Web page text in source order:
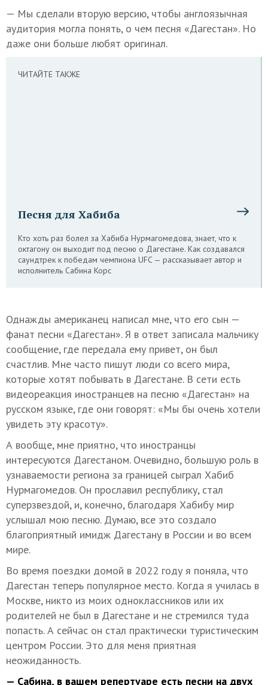
— Мы сделали вторую версию, чтобы англоязычная
аудитория могла понять, о чем песня «Дагестан». Но
даже они больше любят оригинал.
ЧИТАЙТЕ ТАКЖЕ
Песня для Хабиба
Кто хоть раз болел за Хабиба Нурмагомедова, знает, что к
октагону он выходит под песню о Дагестане. Как создавался
саундтрек к победам чемпиона UFC — рассказывает автор и
исполнитель Сабина Корс
Однажды американец написал мне, что его сын —
фанат песни «Дагестан». Я в ответ записала мальчику
сообщение, где передала ему привет, он был
счастлив. Мне часто пишут люди со всего мира,
которые хотят побывать в Дагестане. В сети есть
видеореакция иностранцев на песню «Дагестан» на
русском языке, где они говорят: «Мы бы очень хотели
увидеть эту красоту».
А вообще, мне приятно, что иностранцы
интересуются Дагестаном. Очевидно, большую роль в
узнаваемости региона за границей сыграл Хабиб
Нурмагомедов. Он прославил республику, стал
суперзвездой, и, конечно, благодаря Хабибу мир
услышал мою песню. Думаю, все это создало
благоприятный имидж Дагестану в России и во всем
мире.
Во время поездки домой в 2022 году я поняла, что
Дагестан теперь популярное место. Когда я училась в
Москве, никто из моих одноклассников или их
родителей не был в Дагестане и не стремился туда
попасть. А сейчас он стал практически туристическим
центром России. Это для меня приятная
неожиданность.
— Сабина, в вашем репертуаре есть песни на двух